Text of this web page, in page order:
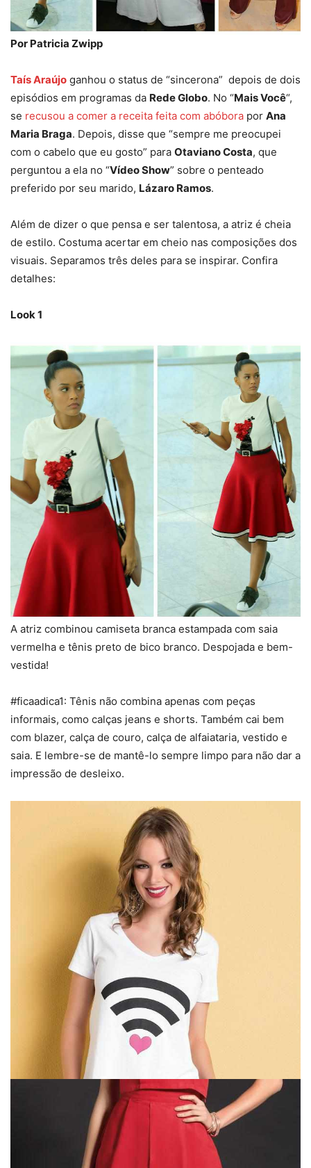
Por Patricia Zwipp
Taís Araújo ganhou o status de “sincerona” depois de dois
episódios em programas da Rede Globo. No “Mais Você“,
se recusou a comer a receita feita com abóbora por Ana
Maria Braga. Depois, disse que “sempre me preocupei
com o cabelo que eu gosto” para Otaviano Costa, que
perguntou a ela no “Vídeo Show” sobre o penteado
preferido por seu marido, Lázaro Ramos.
Além de dizer o que pensa e ser talentosa, a atriz é cheia
de estilo. Costuma acertar em cheio nas composições dos
visuais. Separamos três deles para se inspirar. Confira
detalhes:
Look 1
A atriz combinou camiseta branca estampada com saia
vermelha e tênis preto de bico branco. Despojada e bem-
vestida!
#ficaadica1: Tênis não combina apenas com peças
informais, como calças jeans e shorts. Também cai bem
com blazer, calça de couro, calça de alfaiataria, vestido e
saia. E lembre-se de mantê-lo sempre limpo para não dar a
impressão de desleixo.